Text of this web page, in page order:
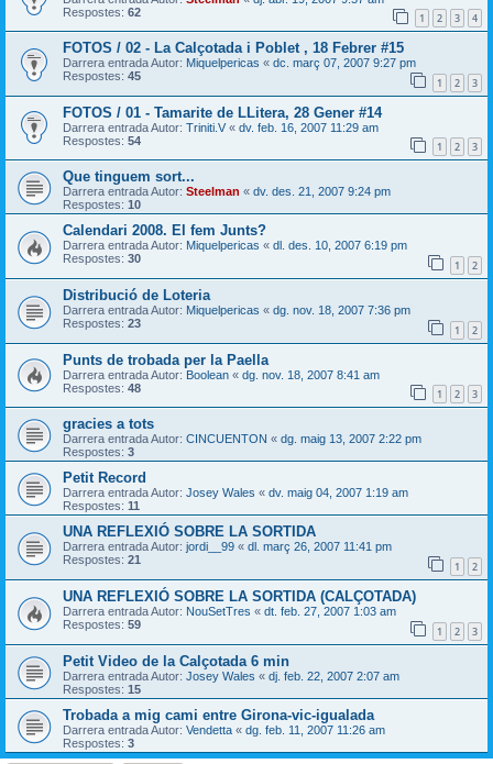
Respostes: 62 1 2 3 4
FOTOS / 02 - La Calçotada i Poblet , 18 Febrer #15
Darrera entrada Autor: Miquelpericas « dc. març 07, 2007 9:27 pm
Respostes: 45 1 2 3
FOTOS / 01 - Tamarite de LLitera, 28 Gener #14
Darrera entrada Autor: Triniti.V « dv. feb. 16, 2007 11:29 am
Respostes: 54 1 2 3
Que tinguem sort...
Darrera entrada Autor: Steelman « dv. des. 21, 2007 9:24 pm
Respostes: 10
Calendari 2008. El fem Junts?
Darrera entrada Autor: Miquelpericas « dl. des. 10, 2007 6:19 pm
Respostes: 30 1 2
Distribució de Loteria
Darrera entrada Autor: Miquelpericas « dg. nov. 18, 2007 7:36 pm
Respostes: 23 1 2
Punts de trobada per la Paella
Darrera entrada Autor: Boolean « dg. nov. 18, 2007 8:41 am
Respostes: 48 1 2 3
gracies a tots
Darrera entrada Autor: CINCUENTON « dg. maig 13, 2007 2:22 pm
Respostes: 3
Petit Record
Darrera entrada Autor: Josey Wales « dv. maig 04, 2007 1:19 am
Respostes: 11
UNA REFLEXIÓ SOBRE LA SORTIDA
Darrera entrada Autor: jordi__99 « dl. març 26, 2007 11:41 pm
Respostes: 21 1 2
UNA REFLEXIÓ SOBRE LA SORTIDA (CALÇOTADA)
Darrera entrada Autor: NouSetTres « dt. feb. 27, 2007 1:03 am
Respostes: 59 1 2 3
Petit Video de la Calçotada 6 min
Darrera entrada Autor: Josey Wales « dj. feb. 22, 2007 2:07 am
Respostes: 15
Trobada a mig cami entre Girona-vic-igualada
Darrera entrada Autor: Vendetta « dg. feb. 11, 2007 11:26 am
Respostes: 3